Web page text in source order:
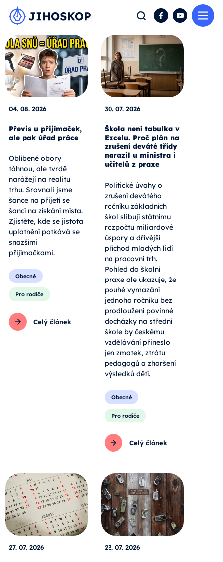
Hledat FacebookYouTube
04. 08. 2026
Převis u přijímaček,
ale pak úřad práce
Oblíbené obory
táhnou, ale tvrdě
narážejí na realitu
trhu. Srovnali jsme
šance na přijetí se
šancí na získání místa.
Zjistěte, kde se jistota
uplatnění potkává se
snazšími
přijímačkami.
Obecné
Pro rodiče
Celý článek
30. 07. 2026
Škola není tabulka v
Excelu. Proč plán na
zrušení deváté třídy
narazil u ministra i
učitelů z praxe
Politické úvahy o
zrušení devátého
ročníku základních
škol slibují státnímu
rozpočtu miliardové
úspory a dřívější
příchod mladých lidí
na pracovní trh.
Pohled do školní
praxe ale ukazuje, že
pouhé vymazání
jednoho ročníku bez
prodloužení povinné
docházky na střední
škole by českému
vzdělávání přineslo
jen zmatek, ztrátu
pedagogů a zhoršení
výsledků dětí.
Obecné
Pro rodiče
Celý článek
27. 07. 2026 23. 07. 2026